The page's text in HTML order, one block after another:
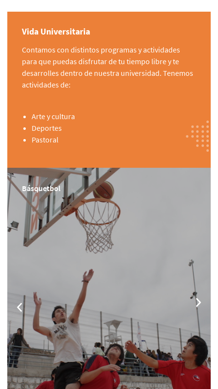
Vida Universitaria
Contamos con distintos programas y actividades
para que puedas disfrutar de tu tiempo libre y te
desarrolles dentro de nuestra universidad. Tenemos
actividades de:
Arte y cultura
Deportes
Pastoral
Básquetbol